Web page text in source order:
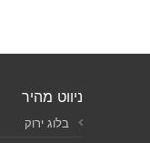
ניווט מהיר
בלוג ירוק